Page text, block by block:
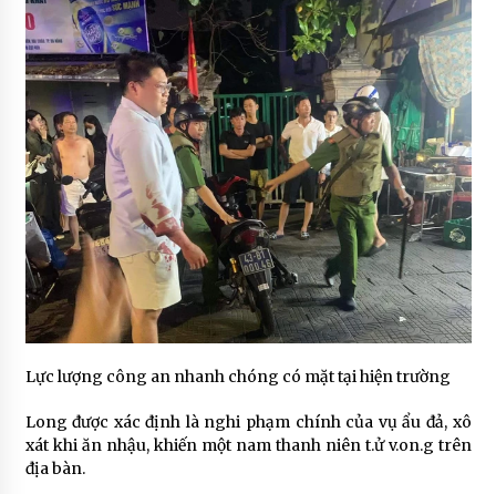
Lực lượng công an nhanh chóng có mặt tại hiện trường
Long được xác định là nghi phạm chính của vụ ẩu đả, xô
xát khi ăn nhậu, khiến một nam thanh niên t.ử v.on.g trên
địa bàn.